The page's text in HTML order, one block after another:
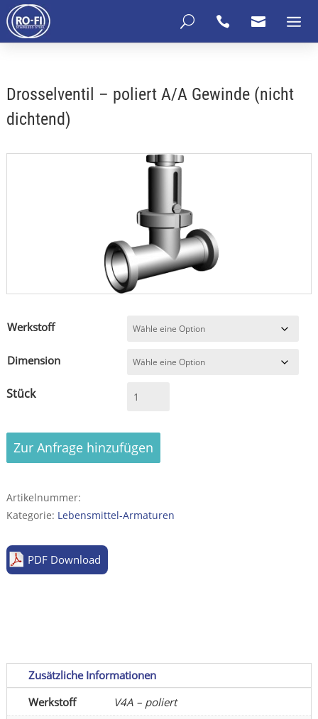
 
U
Drosselventil – poliert A/A Gewinde (nicht
dichtend)
Werkstoff
Dimension
Drosselventil
A/A
Gewinde
dichtend)
Menge
Zur Anfrage hinzufügen
Artikelnummer:
Kategorie: Lebensmittel-Armaturen
PDF Download
Zusätzliche Informationen
Werkstoff
V4A – poliert